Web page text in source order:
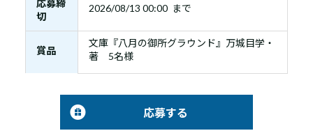
応募締
切
2026/08/13 00:00 まで
賞品
文庫『八月の御所グラウンド』万城目学・
著 5名様
応募する